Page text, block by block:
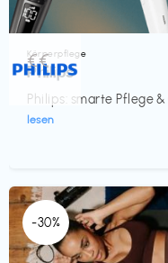
Körperpflege
Philips
Philips: smarte Pflege
lesen
€€‎
-30%